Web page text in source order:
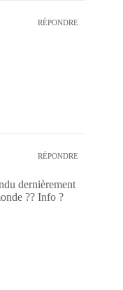
RÉPONDRE
RÉPONDRE
dernièrement
?? Info ?